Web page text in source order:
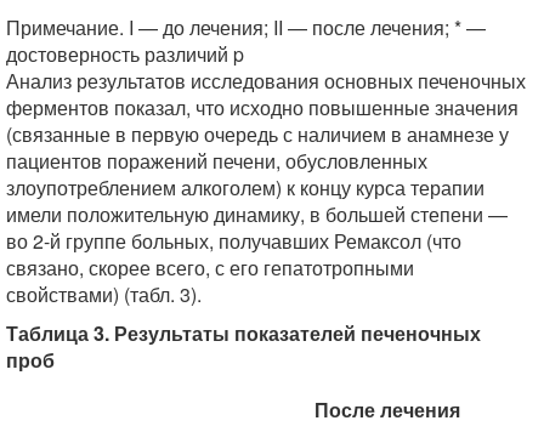
Примечание. I — до лечения; II — после лечения; * —
достоверность различий p
Анализ результатов исследования основных печеночных
ферментов показал, что исходно повышенные значения
(связанные в первую очередь с наличием в анамнезе у
пациентов поражений печени, обусловленных
злоупотреблением алкоголем) к концу курса терапии
имели положительную динамику, в большей степени —
во 2-й группе больных, получавших Ремаксол (что
связано, скорее всего, с его гепатотропными
свойствами) (табл. 3).
Таблица 3. Результаты показателей печеночных
проб
После лечения